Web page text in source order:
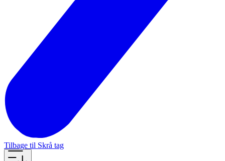
Tilbage til Skrå tag